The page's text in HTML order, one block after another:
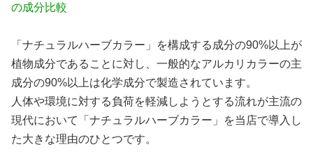
の成分比較
「ナチュラルハーブカラー」を構成する成分の90%以上が
植物成分であることに対し、一般的なアルカリカラーの主
成分の90%以上は化学成分で製造されています。
人体や環境に対する負荷を軽減しようとする流れが主流の
現代において「ナチュラルハーブカラー」を当店で導入し
た大きな理由のひとつです。